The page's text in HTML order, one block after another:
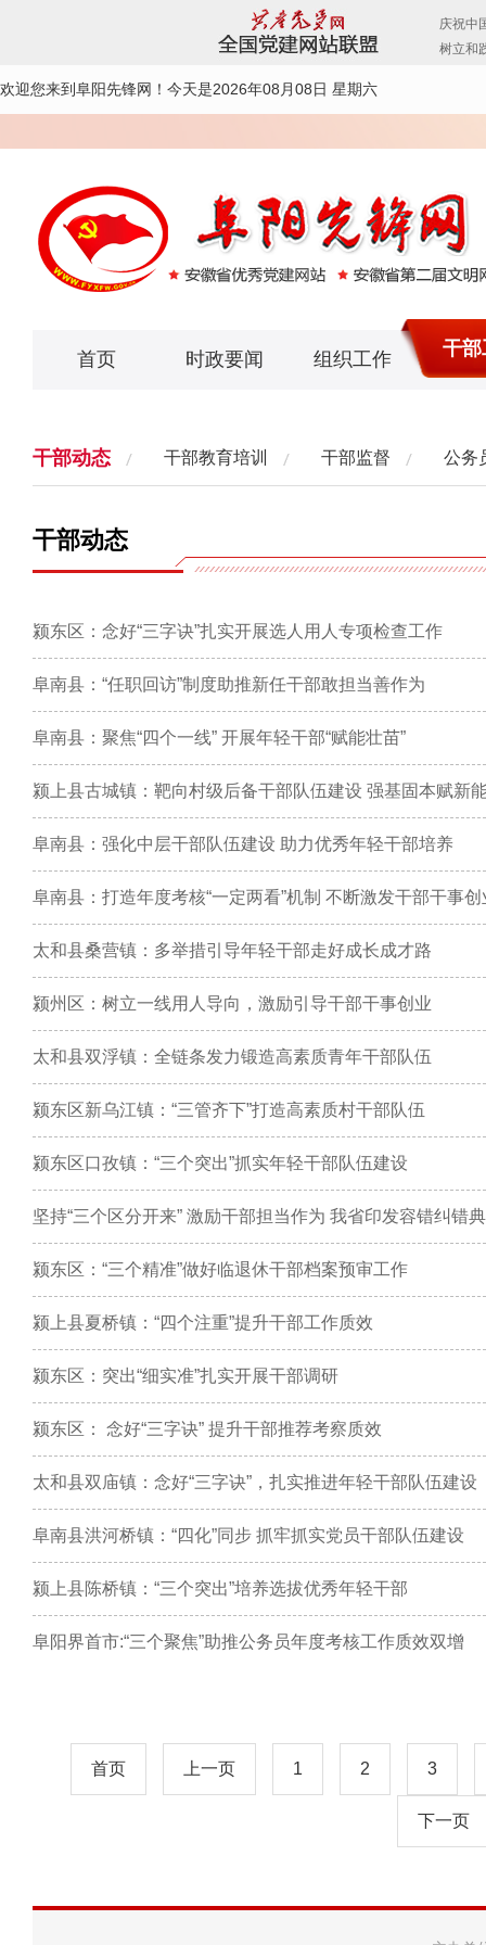
欢迎您来到阜阳先锋网！ 今天是2026年08月08日 星期六
首页 时政要闻 组织工作 干部
干部动态 干部教育培训 干部监督 公务
干部动态
颍东区：念好“三字诀”扎实开展选人用人专项检查工作
阜南县：“任职回访”制度助推新任干部敢担当善作为
阜南县：聚焦“四个一线” 开展年轻干部“赋能壮苗”
颍上县古城镇：靶向村级后备干部队伍建设 强基固本赋新
阜南县：强化中层干部队伍建设 助力优秀年轻干部培养
阜南县：打造年度考核“一定两看”机制 不断激发干部干事
太和县桑营镇：多举措引导年轻干部走好成长成才路
颍州区：树立一线用人导向，激励引导干部干事创业
太和县双浮镇：全链条发力锻造高素质青年干部队伍
颍东区新乌江镇：“三管齐下”打造高素质村干部队伍
颍东区口孜镇：“三个突出”抓实年轻干部队伍建设
坚持“三个区分开来” 激励干部担当作为 我省印发容错纠错
颍东区：“三个精准”做好临退休干部档案预审工作
颍上县夏桥镇：“四个注重”提升干部工作质效
颍东区：突出“细实准”扎实开展干部调研
颍东区： 念好“三字诀” 提升干部推荐考察质效
太和县双庙镇：念好“三字诀”，扎实推进年轻干部队伍建设
阜南县洪河桥镇：“四化”同步 抓牢抓实党员干部队伍建设
颍上县陈桥镇：“三个突出”培养选拔优秀年轻干部
阜阳界首市:“三个聚焦”助推公务员年度考核工作质效双增
首页 上一页 1 2 3
下一页